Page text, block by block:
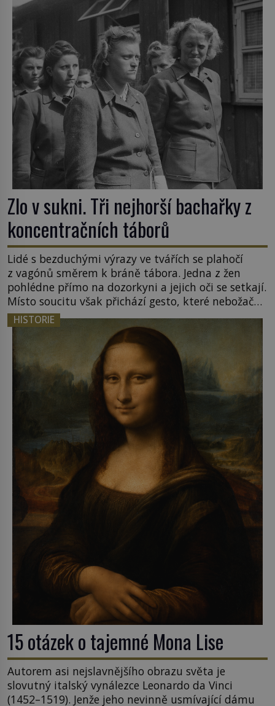
Zlo v sukni. Tři nejhorší bachařky z
koncentračních táborů
Lidé s bezduchými výrazy ve tvářích se plahočí
z vagónů směrem k bráně tábora. Jedna z žen
pohlédne přímo na dozorkyni a jejich oči se setkají.
Místo soucitu však přichází gesto, které nebožačku
posílá rovnou do plynové komory. Jména jako
Rudolf Höss (1901–1947), Josef Mengele (1911–
1979) či Heinrich Himmler (1900–1945) zná každý,
o koho se historie jen otřela. Jenže […]
HISTORIE
15 otázek o tajemné Mona Lise
Autorem asi nejslavnějšího obrazu světa je
slovutný italský vynálezce Leonardo da Vinci
(1452–1519). Jenže jeho nevinně usmívající dámu